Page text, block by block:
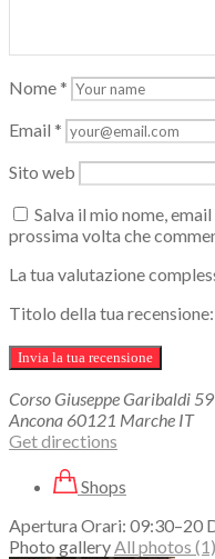
Nome*
Email *
Sito web
Salva il mio nome,
prossima volta che
La tua valutazione
Titolo della tua recensione:
Corso Giuseppe Garibaldi 59
Ancona 60121 Marche IT
Get directions
Shops
Apertura Orari: 09:30–20
Photo galleryAll photos (1)